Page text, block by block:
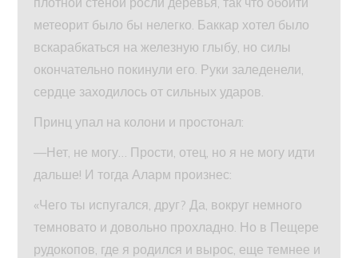
метеорит было бы нелегко. Баккар хотел было
вскарабкаться на железную глыбу, но силы
окончательно покинули его. Руки заледенели,
сердце заходилось от сильных ударов.
Принц упал на колони и простонал:
—Нет, не могу… Прости, отец, но я не могу идти
дальше! И тогда Аларм произнес:
«Чего ты испугался, друг? Да, вокруг немного
темновато и довольно прохладно. Но в Пещере
рудокопов, где я родился и вырос, еще темнее и